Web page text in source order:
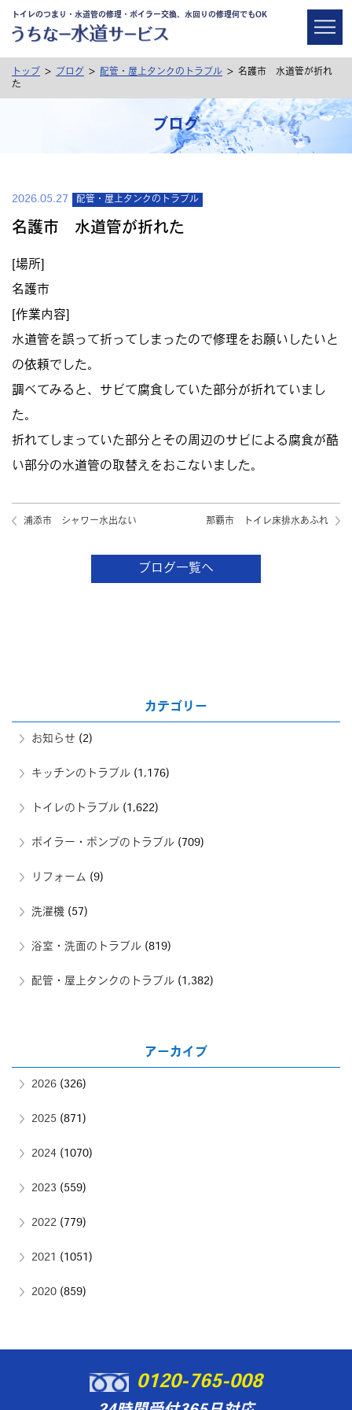
トイレのつまり・水道管の修理・ボイラー交換、水回りの修理何でもOK
トップ > ブログ > 配管・屋上タンクのトラブル > 名護市 水道管が折れ
た
ブログ
2026.05.27 配管・屋上タンクのトラブル
名護市 水道管が折れた
[場所]
名護市
[作業内容]
水道管を誤って折ってしまったので修理をお願いしたいと
の依頼でした。
調べてみると、サビて腐食していた部分が折れていまし
た。
折れてしまっていた部分とその周辺のサビによる腐食が酷
い部分の水道管の取替えをおこないました。
浦添市 シャワー水出ない 那覇市 トイレ床排水あふれ
ブログ一覧へ
カテゴリー
お知らせ (2)
キッチンのトラブル (1,176)
トイレのトラブル (1,622)
ボイラー・ポンプのトラブル (709)
リフォーム (9)
洗濯機 (57)
浴室・洗面のトラブル (819)
配管・屋上タンクのトラブル (1,382)
アーカイブ
2026 (326)
2025 (871)
2024 (1070)
2023 (559)
2022 (779)
2021 (1051)
2020 (859)
0120-765-008